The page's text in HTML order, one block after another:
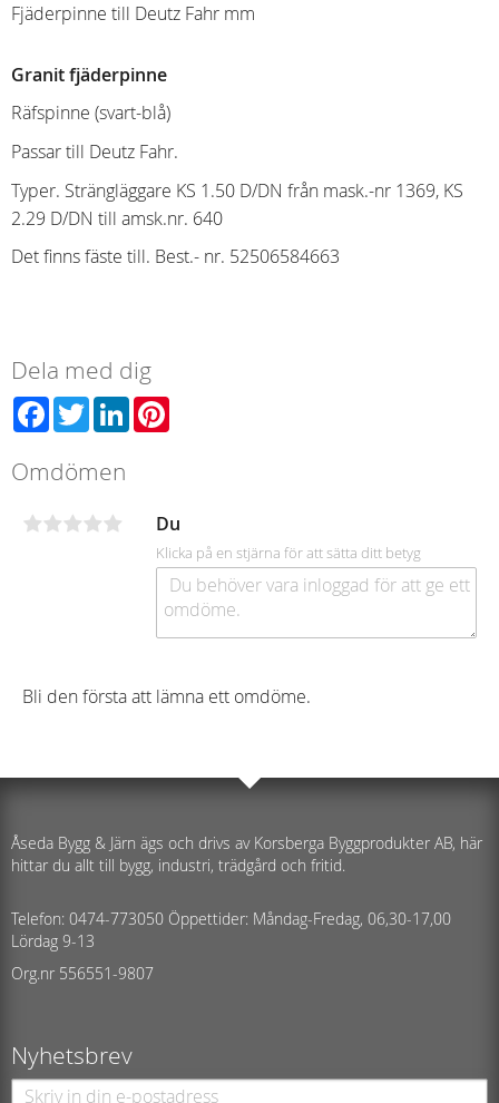
Fjäderpinne till Deutz Fahr mm
Granit fjäderpinne
Räfspinne (svart-blå)
Passar till Deutz Fahr.
Typer. Strängläggare KS 1.50 D/DN från mask.-nr 1369, KS
2.29 D/DN till amsk.nr. 640
Det finns fäste till. Best.- nr. 52506584663
Dela med dig
Facebook
TwitterLinkedIn
Omdömen
Du
Klicka på en stjärna för att sätta ditt betyg
Bli den första att lämna ett omdöme.
Åseda Bygg & Järn ägs och drivs av Korsberga Byggprodukter AB, här
hittar du allt till bygg, industri, trädgård och fritid.
Telefon: 0474-773050 Öppettider: Måndag-Fredag, 06,30-17,00
Lördag 9-13
Org.nr 556551-9807
Nyhetsbrev